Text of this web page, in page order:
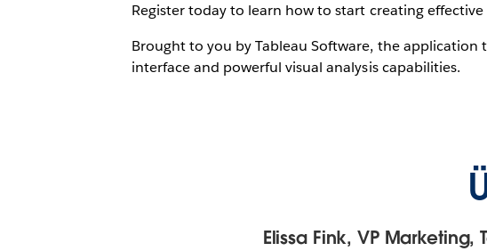
Register today to learn how to start creating
Brought to you by Tableau Software, the
interface and powerful visual analysis capabilities.
Elissa Fink, VP Marketing,